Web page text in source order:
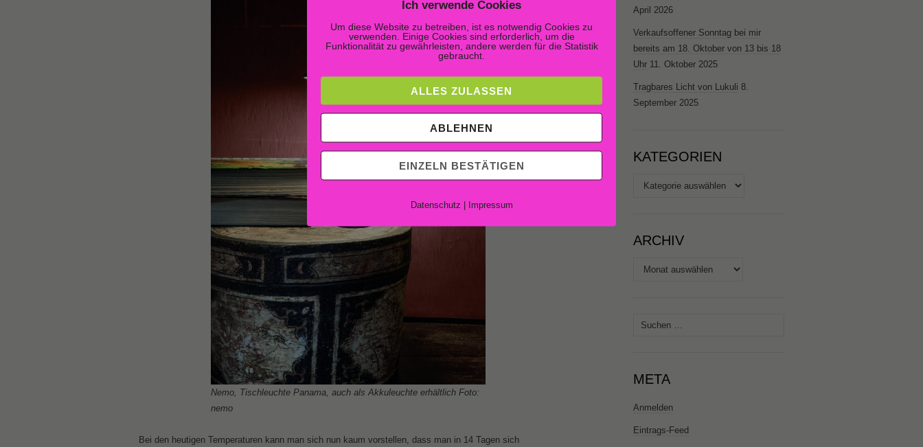
Nemo, Tischleuchte Panama, auch als Akkuleuchte erhältlich Foto:
nemo
Bei den heutigen Temperaturen kann man sich nun kaum vorstellen, dass man in 14 Tagen sich
April 2026
Verkaufsoffener Sonntag bei mir
bereits am 18. Oktober von 13 bis 18
Uhr 11. Oktober 2025
Tragbares Licht von Lukuli 8.
September 2025
KATEGORIEN
Kategorien
ARCHIV
Archiv
Suchen
META
Anmelden
Eintrags-Feed
Ich verwende Cookies
Um diese Website zu betreiben, ist es notwendig Cookies zu
verwenden. Einige Cookies sind erforderlich, um die
Funktionalität zu gewährleisten, andere werden für die Statistik
gebraucht.
ALLES ZULASSEN
ABLEHNEN
EINZELN BESTÄTIGEN
Datenschutz | Impressum